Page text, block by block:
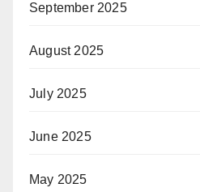
September 2025
August 2025
July 2025
June 2025
May 2025